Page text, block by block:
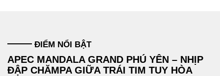
ĐIỂM NỔI BẬT
APEC MANDALA GRAND PHÚ YÊN – NHỊP
ĐẬP CHĂMPA GIỮA TRÁI TIM TUY HÒA